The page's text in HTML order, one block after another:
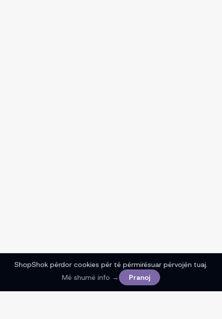
ShopShok përdor cookies për të përmirësuar përvojën tuaj.
Më shumë info →
Pranoj